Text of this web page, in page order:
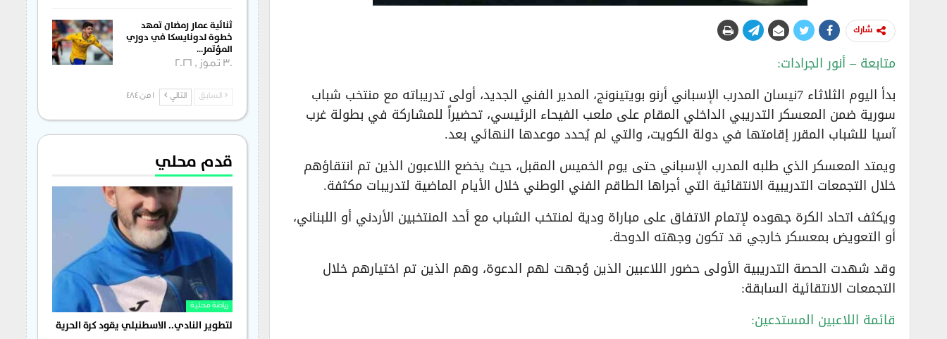
شارك
متابعة – أنور الجرادات:
بدأ اليوم الثلاثاء 7نيسان المدرب الإسباني أرنو بويتينونج، المدير الفني الجديد، أولى تدريباته مع منتخب شباب
سورية ضمن المعسكر التدريبي الداخلي المقام على ملعب الفيحاء الرئيسي، تحضيراً للمشاركة في بطولة غرب
آسيا للشباب المقرر إقامتها في دولة الكويت، والتي لم يُحدد موعدها النهائي بعد.
ويمتد المعسكر الذي طلبه المدرب الإسباني حتى يوم الخميس المقبل، حيث يخضع اللاعبون الذين تم انتقاؤهم
خلال التجمعات التدريبية الانتقائية التي أجراها الطاقم الفني الوطني خلال الأيام الماضية لتدريبات مكثفة.
ويكثف اتحاد الكرة جهوده لإتمام الاتفاق على مباراة ودية لمنتخب الشباب مع أحد المنتخبين الأردني أو اللبناني،
أو التعويض بمعسكر خارجي قد تكون وجهته الدوحة.
وقد شهدت الحصة التدريبية الأولى حضور اللاعبين الذين وُجهت لهم الدعوة، وهم الذين تم اختيارهم خلال
التجمعات الانتقائية السابقة:
قائمة اللاعبين المستدعين:
ثنائية عمار رمضان تمهد
خطوة لدونايسكا في دوري
المؤتمر…
30 تموز , 2026
السابق التالي 1 من 484
قدم محلي
رياضة محلية
لتطوير النادي.. الاسطنبلي يقود كرة الحرية